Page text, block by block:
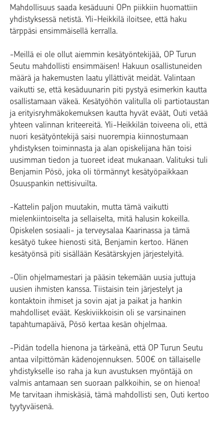
Mahdollisuus saada kesäduuni OPn piikkiin huomattiin
yhdistyksessä netistä. Yli-Heikkilä iloitsee, että haku
tärppäsi ensimmäisellä kerralla.
-Meillä ei ole ollut aiemmin kesätyöntekijää, OP Turun
Seutu mahdollisti ensimmäisen! Hakuun osallistuneiden
määrä ja hakemusten laatu yllättivät meidät. Valintaan
vaikutti se, että kesäduunarin piti pystyä esimerkin kautta
osallistamaan väkeä. Kesätyöhön valitulla oli partiotaustan
ja erityisryhmäkokemuksen kautta hyvät eväät, Outi vetää
yhteen valinnan kriteereitä. Yli-Heikkilän toiveena oli, että
nuori kesätyöntekijä saisi nuorempia kiinnostumaan
yhdistyksen toiminnasta ja alan opiskelijana hän toisi
uusimman tiedon ja tuoreet ideat mukanaan. Valituksi tuli
Benjamin Pösö, joka oli törmännyt kesätyöpaikkaan
Osuuspankin nettisivuilta.
-Kattelin paljon muutakin, mutta tämä vaikutti
mielenkiintoiselta ja sellaiselta, mitä halusin kokeilla.
Opiskelen sosiaali- ja terveysalaa Kaarinassa ja tämä
kesätyö tukee hienosti sitä, Benjamin kertoo. Hänen
kesätyönsä piti sisällään Kesätärskyjen järjestelyitä.
-Olin ohjelmamestari ja pääsin tekemään uusia juttuja
uusien ihmisten kanssa. Tiistaisin tein järjestelyt ja
kontaktoin ihmiset ja sovin ajat ja paikat ja hankin
mahdolliset eväät. Keskiviikkoisin oli se varsinainen
tapahtumapäivä, Pösö kertaa kesän ohjelmaa.
-Pidän todella hienona ja tärkeänä, että OP Turun Seutu
antaa vilpittömän kädenojennuksen. 500€ on tällaiselle
yhdistykselle iso raha ja kun avustuksen myöntäjä on
valmis antamaan sen suoraan palkkoihin, se on hienoa!
Me tarvitaan ihmiskäsiä, tämä mahdollisti sen, Outi kertoo
tyytyväisenä.